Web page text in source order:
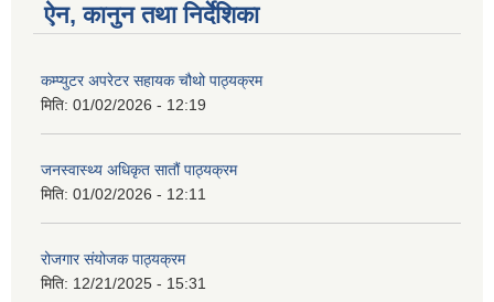
ऐन, कानुन तथा निर्देशिका
कम्प्युटर अपरेटर सहायक चौथो पाठ्यक्रम
मिति: 01/02/2026 - 12:19
जनस्वास्थ्य अधिकृत सातौं पाठ्यक्रम
मिति: 01/02/2026 - 12:11
रोजगार संयोजक पाठ्यक्रम
मिति: 12/21/2025 - 15:31